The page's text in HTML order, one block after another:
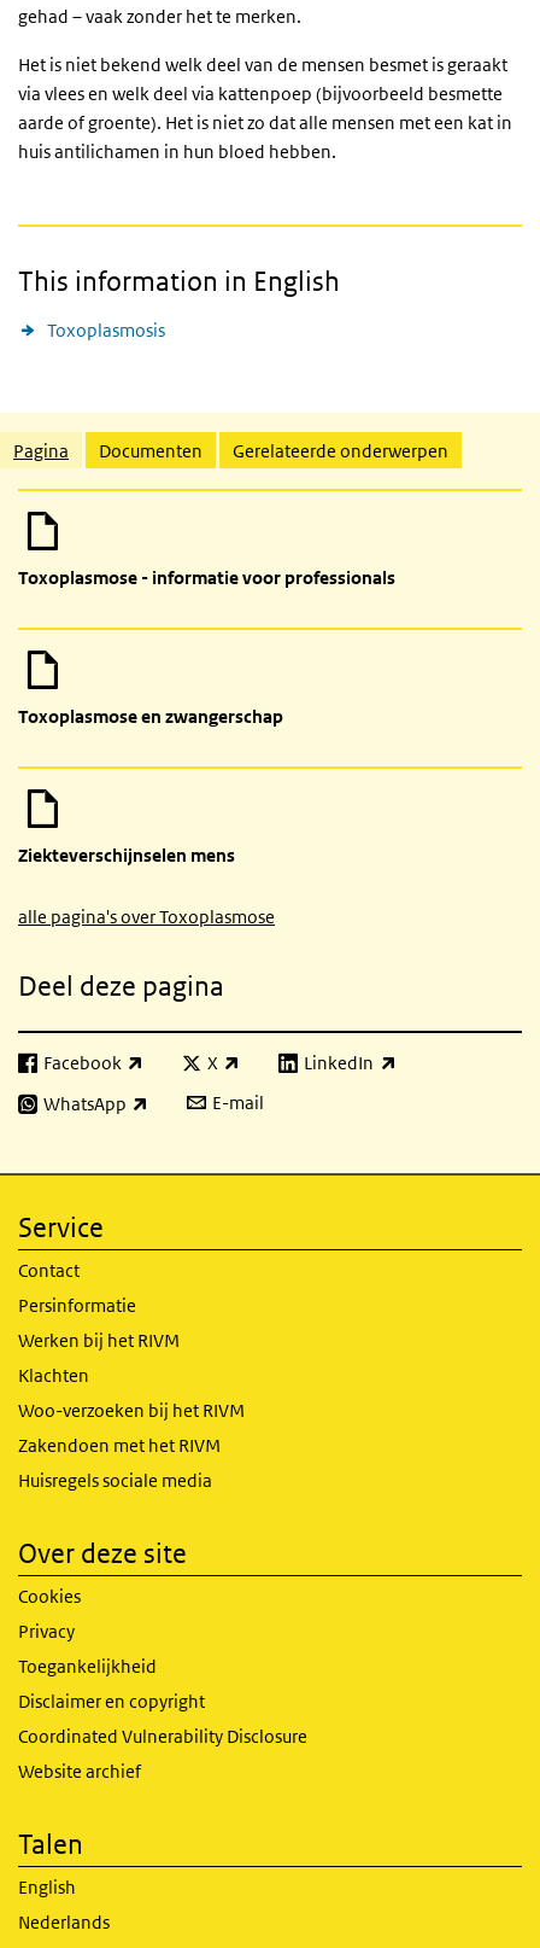
gehad – vaak zonder het te merken.
Het is niet bekend welk deel van de mensen besmet is geraakt
via vlees en welk deel via kattenpoep (bijvoorbeeld besmette
aarde of groente). Het is niet zo dat alle mensen met een kat in
huis antilichamen in hun bloed hebben.
This information in English
Toxoplasmosis
Gerelateerde inhoud
Pagina Documenten Gerelateerde onderwerpen
Toxoplasmose - informatie voor professionals
Toxoplasmose en zwangerschap
Ziekteverschijnselen mens
alle pagina's over Toxoplasmose
Deel deze pagina
Facebook
(externe link) X
(externe link) LinkedIn
(externe link)
WhatsApp
(externe link) E-mail
Service
Contact
Persinformatie
Werken bij het RIVM
Klachten
Woo-verzoeken bij het RIVM
Zakendoen met het RIVM
Huisregels sociale media
Over deze site
Cookies
Privacy
Toegankelijkheid
Disclaimer en copyright
Coordinated Vulnerability Disclosure
Website archief
Talen
English
Nederlands